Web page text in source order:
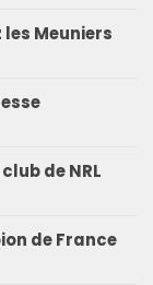
Meuniers
de NRL
de France